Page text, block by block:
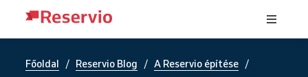
Főoldal / Reservio Blog / A Reservio építése /